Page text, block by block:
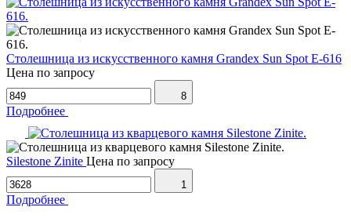
Столешница из искусственного камня Grandex Sun Spot E-616
Цена по запросу
8
Подробнее
Silestone Zinite Цена по запросу
1
Подробнее